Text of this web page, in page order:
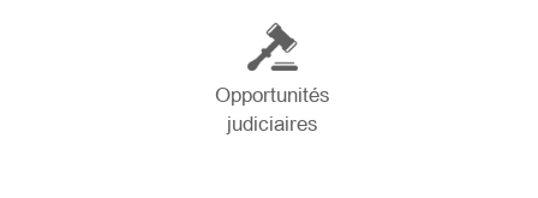
Opportunités
judiciaires